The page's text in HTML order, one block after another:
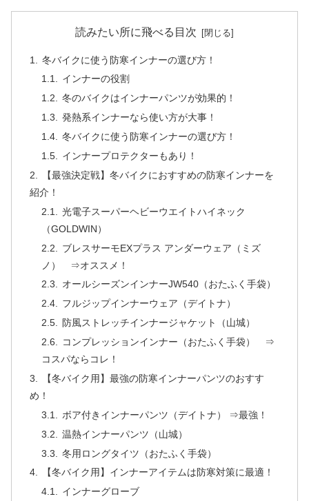
読みたい所に飛べる目次
冬バイクに使う防寒インナーの選び方！
インナーの役割
冬のバイクはインナーパンツが効果的！
発熱系インナーなら使い方が大事！
冬バイクに使う防寒インナーの選び方！
インナープロテクターもあり！
【最強決定戦】冬バイクにおすすめの防寒インナーを
紹介！
光電子スーパーヘビーウエイトハイネック
（GOLDWIN）
ブレスサーモEXプラス アンダーウェア（ミズ
ノ） ⇒オススメ！
オールシーズンインナーJW540（おたふく手袋）
フルジップインナーウェア（デイトナ）
防風ストレッチインナージャケット（山城）
コンプレッションインナー（おたふく手袋） ⇒
コスパならコレ！
【冬バイク用】最強の防寒インナーパンツのおすす
め！
ボア付きインナーパンツ（デイトナ） ⇒最強！
温熱インナーパンツ（山城）
冬用ロングタイツ（おたふく手袋）
【冬バイク用】インナーアイテムは防寒対策に最適！
インナーグローブ